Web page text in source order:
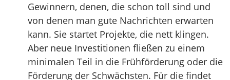
Gewinnern, denen, die schon toll sind und
von denen man gute Nachrichten erwarten
kann. Sie startet Projekte, die nett klingen.
Aber neue Investitionen fließen zu einem
minimalen Teil in die Frühförderung oder die
Förderung der Schwächsten. Für die findet